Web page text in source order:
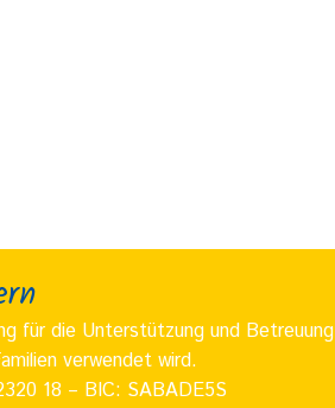
für die Unterstützung und Betreuung
verwendet wird.
18 – BIC: SABADE5S